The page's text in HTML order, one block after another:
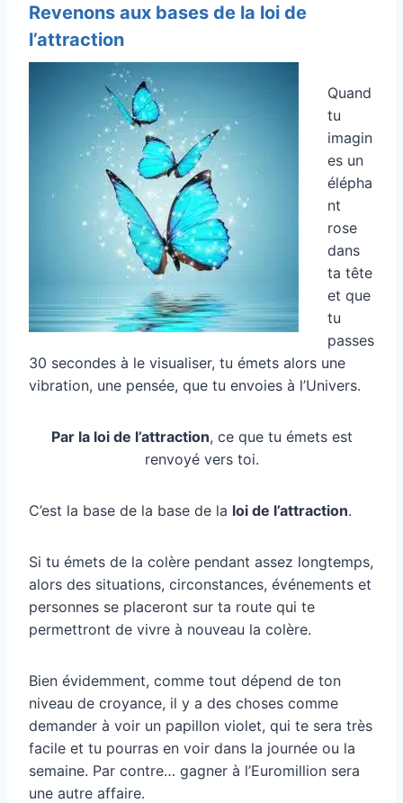
Revenons aux bases de la loi de
l’attraction
Quand
tu
imagin
es un
élépha
nt
rose
dans
ta tête
et que
tu
passes
30 secondes à le visualiser, tu émets alors une
vibration, une pensée, que tu envoies à l’Univers.
Par la loi de l’attraction, ce que tu émets est
renvoyé vers toi.
C’est la base de la base de la loi de l’attraction.
Si tu émets de la colère pendant assez longtemps,
alors des situations, circonstances, événements et
personnes se placeront sur ta route qui te
permettront de vivre à nouveau la colère.
Bien évidemment, comme tout dépend de ton
niveau de croyance, il y a des choses comme
demander à voir un papillon violet, qui te sera très
facile et tu pourras en voir dans la journée ou la
semaine. Par contre… gagner à l’Euromillion sera
une autre affaire.